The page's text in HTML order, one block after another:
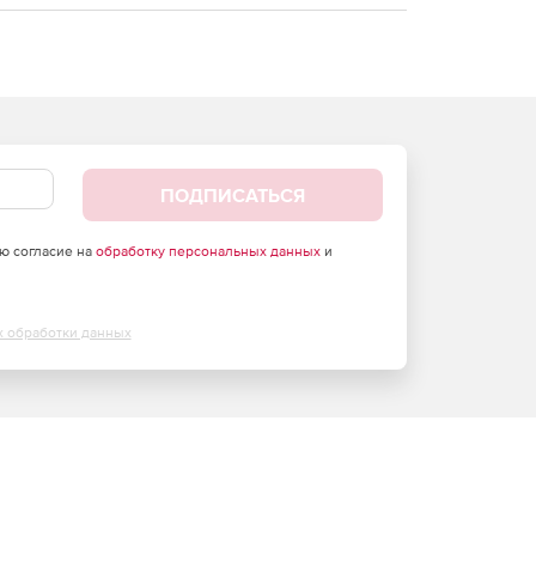
ПОДПИСАТЬСЯ
согласие на обработку персональных данныхи
обработки данных